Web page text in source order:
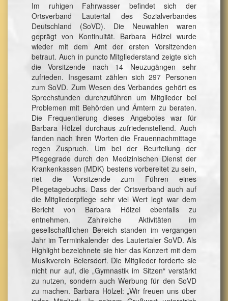
Im ruhigen Fahrwasser befindet sich der
Ortsverband Lautertal des Sozialverbandes
Deutschland (SoVD). Die Neuwahlen waren
geprägt von Kontinuität. Barbara Hölzel wurde
wieder mit dem Amt der ersten Vorsitzenden
betraut. Auch in puncto Mitgliederstand zeigte sich
die Vorsitzende nach 14 Neuzugängen sehr
zufrieden. Insgesamt zählen sich 297 Personen
zum SoVD. Zum Wesen des Verbandes gehört es
Sprechstunden durchzuführen um Mitglieder bei
Problemen mit Behörden und Ämtern zu beraten.
Die Frequentierung dieses Angebotes war für
Barbara Hölzel durchaus zufriedenstellend. Auch
fanden nach ihren Worten die Frauennachmittage
regen Zuspruch. Um bei der Beurteilung der
Pflegegrade durch den Medizinischen Dienst der
Krankenkassen (MDK) bestens vorbereitet zu sein,
riet die Vorsitzende zum Führen eines
Pflegetagebuchs. Dass der Ortsverband auch auf
die Mitgliederpflege sehr viel Wert legt war dem
Bericht von Barbara Hölzel ebenfalls zu
entnehmen. Zahlreiche Aktivitäten im
gesellschaftlichen Bereich standen im vergangen
Jahr im Terminkalender des Lautertaler SoVD. Als
Highlight bezeichnete sie hier das Konzert mit dem
Musikverein Beiersdorf. Die Mitglieder forderte sie
nicht nur auf, die „Gymnastik im Sitzen“ verstärkt
zu nutzen, sondern auch Werbung für den SoVD
zu machen. Barbara Hölzel: „Wir freuen uns über